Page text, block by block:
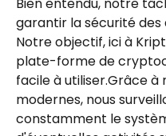
garantir la sécurité des
Notre objectif, ici à
plate-forme de
facile à utiliser.Grâce à
modernes, nous
constamment le